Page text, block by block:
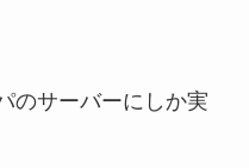
のサーバーにしか実